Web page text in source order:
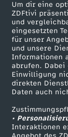
Um dir eine
ZDFtivi
und
eingesetzten
für unser
und unsere
Informationen
abrufen. Dabei
Einwilligung
direkten
Daten auch
•
Interaktionen
t
i
t
i
o
n
Mehr ZDF
ZDF-Apps
Smart TV
ZDFtext
Livestreams
Sendungen A-Z